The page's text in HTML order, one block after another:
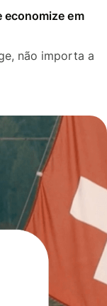
economize em
não importa a